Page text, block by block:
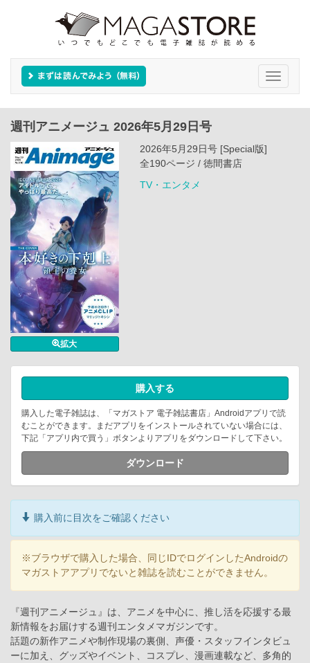
Toggle
週刊アニメージュ 2026年5月29日号
拡大
2026年5月29日号 [Special版]
全190ページ / 徳間書店
TV・エンタメ
購入する
購入した電子雑誌は、「マガストア 電子雑誌書店」Androidアプリで読
むことができます。まだアプリをインストールされていない場合には、
下記「アプリ内で買う」ボタンよりアプリをダウンロードして下さい。
ダウンロード
購入前に目次をご確認ください
※ブラウザで購入した場合、同じIDでログインしたAndroidの
マガストアアプリでないと雑誌を読むことができません。
『週刊アニメージュ』は、アニメを中心に、推し活を応援する最
新情報をお届けする週刊エンタメマガジンです。
話題の新作アニメや制作現場の裏側、声優・スタッフインタビュ
ーに加え、グッズやイベント、コスプレ、漫画連載など、多角的